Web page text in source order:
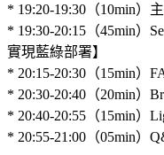
* 19:20-19:30（10min）
* 19:30-20:15（45min）
實現藍綠部署】
* 20:15-20:30（15min）
* 20:30-20:40（20min）
* 20:40-20:55（15min）
* 20:55-21:00（05min）